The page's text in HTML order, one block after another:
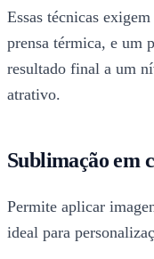
Essas técnicas
prensa térmica, e um
resultado final a um
atrativo.
Sublimação em
Permite aplicar
ideal para